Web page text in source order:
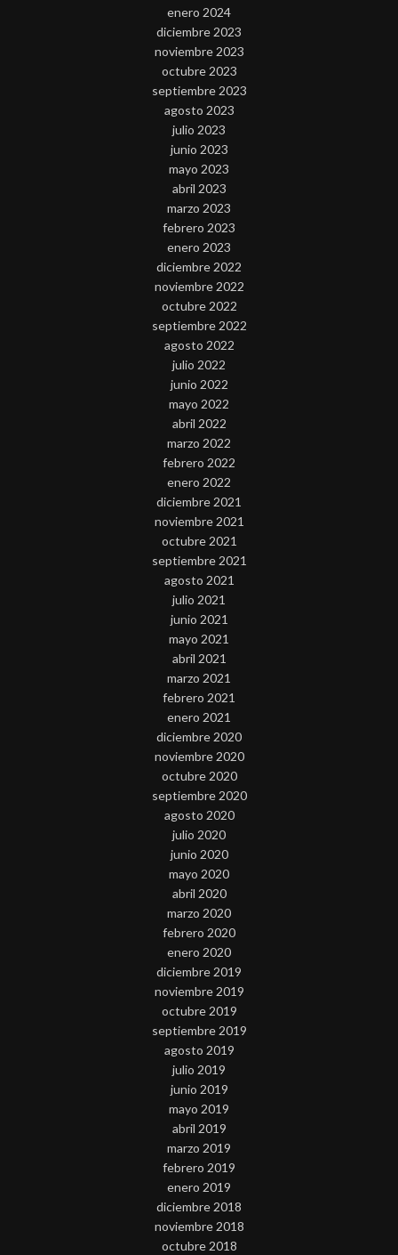
enero 2024
diciembre 2023
noviembre 2023
octubre 2023
septiembre 2023
agosto 2023
julio 2023
junio 2023
mayo 2023
abril 2023
marzo 2023
febrero 2023
enero 2023
diciembre 2022
noviembre 2022
octubre 2022
septiembre 2022
agosto 2022
julio 2022
junio 2022
mayo 2022
abril 2022
marzo 2022
febrero 2022
enero 2022
diciembre 2021
noviembre 2021
octubre 2021
septiembre 2021
agosto 2021
julio 2021
junio 2021
mayo 2021
abril 2021
marzo 2021
febrero 2021
enero 2021
diciembre 2020
noviembre 2020
octubre 2020
septiembre 2020
agosto 2020
julio 2020
junio 2020
mayo 2020
abril 2020
marzo 2020
febrero 2020
enero 2020
diciembre 2019
noviembre 2019
octubre 2019
septiembre 2019
agosto 2019
julio 2019
junio 2019
mayo 2019
abril 2019
marzo 2019
febrero 2019
enero 2019
diciembre 2018
noviembre 2018
octubre 2018